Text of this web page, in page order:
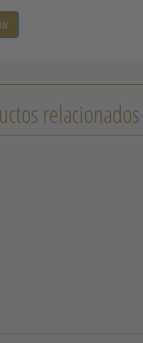
relacionados